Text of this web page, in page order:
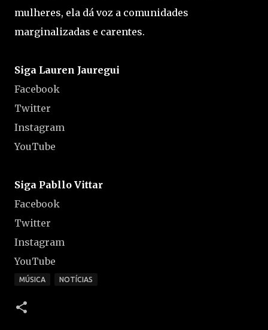
mulheres, ela dá voz a comunidades
marginalizadas e carentes.
Siga Lauren Jauregui
Facebook
Twitter
Instagram
YouTube
Siga Pabllo Vittar
Facebook
Twitter
Instagram
YouTube
MÚSICA NOTÍCIAS